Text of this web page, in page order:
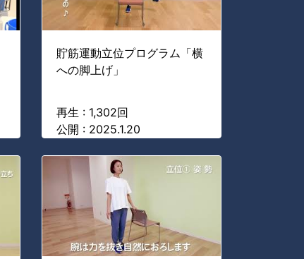
貯筋運動立位プログラム「横
への脚上げ」
再生 : 1,302回
公開 : 2025.1.20